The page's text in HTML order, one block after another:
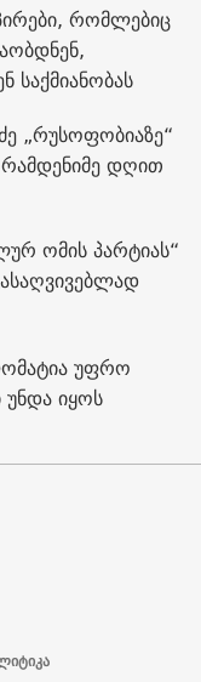
რომლებიც
საქმიანობას
„რუსოფობიაზე“
დღით
ომის პარტიას“
უფრო
იყოს